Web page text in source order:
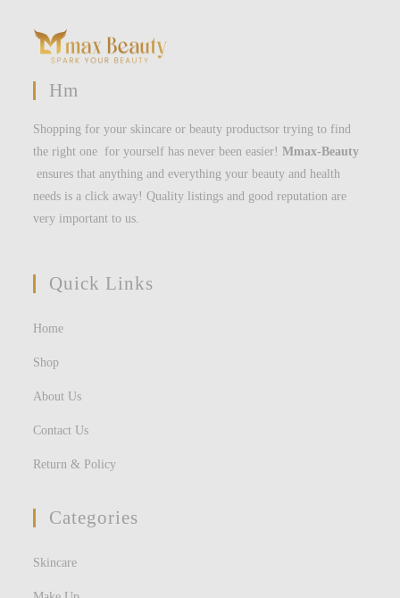
Hm
Shopping for your skincare or beauty productsor trying to find
the right one for yourself has never been easier!Mmax-Beauty
ensures that anything and everything your beauty and health
needs is a click away! Quality listings and good reputation are
very important to us.
Quick Links
Home
Shop
About Us
Contact Us
Return & Policy
Categories
Skincare